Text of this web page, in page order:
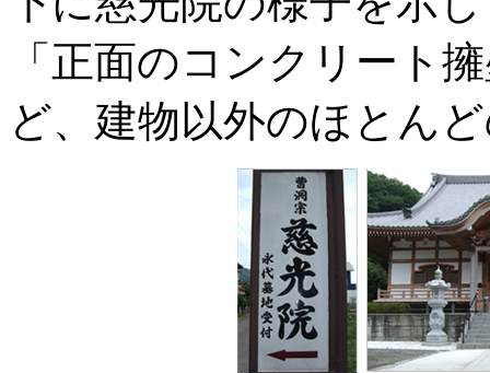
「正面のコンクリート
ど、建物以外のほとん